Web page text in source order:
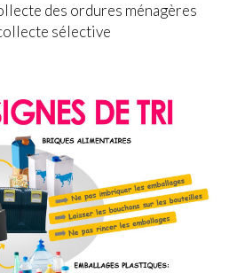
des ordures ménagères
sélective